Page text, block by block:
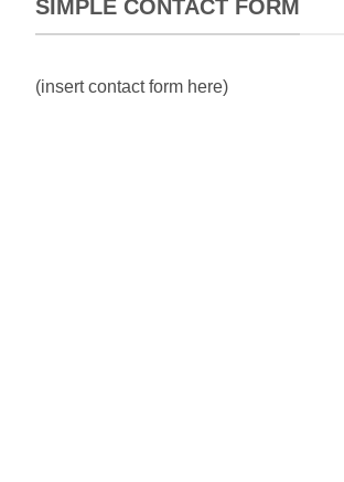
SIMPLE CONTACT FORM
(insert contact form here)